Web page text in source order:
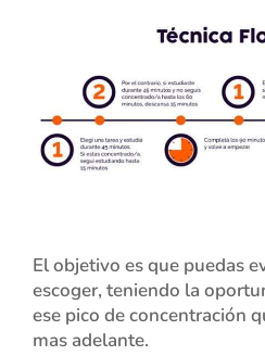
El objetivo es que puedas
escoger, teniendo la
ese pico de concentración
mas adelante.